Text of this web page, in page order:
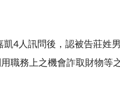
4人訊問後，認被告莊姓
職務上之機會詐取財物